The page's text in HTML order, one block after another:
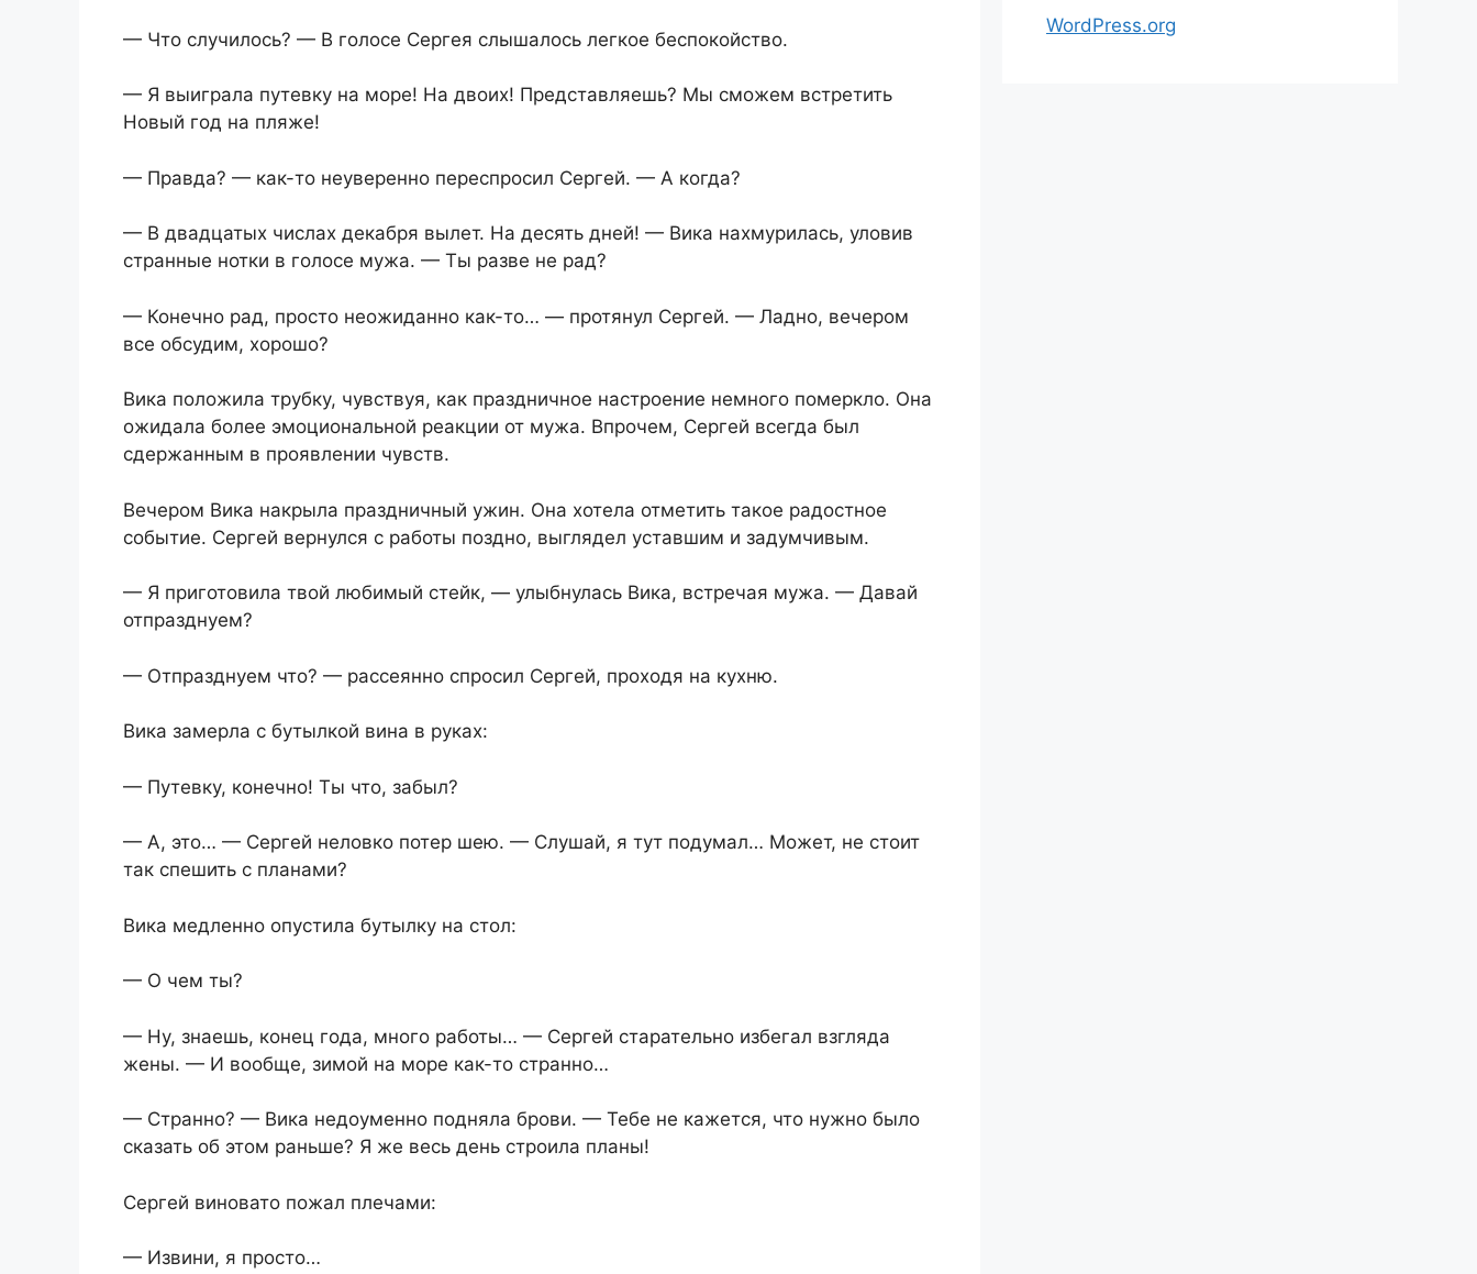
— Что случилось? — В голосе Сергея слышалось легкое беспокойство.
— Я выиграла путевку на море! На двоих! Представляешь? Мы сможем встретить
Новый год на пляже!
— Правда? — как-то неуверенно переспросил Сергей. — А когда?
— В двадцатых числах декабря вылет. На десять дней! — Вика нахмурилась, уловив
странные нотки в голосе мужа. — Ты разве не рад?
— Конечно рад, просто неожиданно как-то… — протянул Сергей. — Ладно, вечером
все обсудим, хорошо?
Вика положила трубку, чувствуя, как праздничное настроение немного померкло. Она
ожидала более эмоциональной реакции от мужа. Впрочем, Сергей всегда был
сдержанным в проявлении чувств.
Вечером Вика накрыла праздничный ужин. Она хотела отметить такое радостное
событие. Сергей вернулся с работы поздно, выглядел уставшим и задумчивым.
— Я приготовила твой любимый стейк, — улыбнулась Вика, встречая мужа. — Давай
отпразднуем?
— Отпразднуем что? — рассеянно спросил Сергей, проходя на кухню.
Вика замерла с бутылкой вина в руках:
— Путевку, конечно! Ты что, забыл?
— А, это… — Сергей неловко потер шею. — Слушай, я тут подумал… Может, не стоит
так спешить с планами?
Вика медленно опустила бутылку на стол:
— О чем ты?
— Ну, знаешь, конец года, много работы… — Сергей старательно избегал взгляда
жены. — И вообще, зимой на море как-то странно…
— Странно? — Вика недоуменно подняла брови. — Тебе не кажется, что нужно было
сказать об этом раньше? Я же весь день строила планы!
Сергей виновато пожал плечами:
— Извини, я просто…
WordPress.org